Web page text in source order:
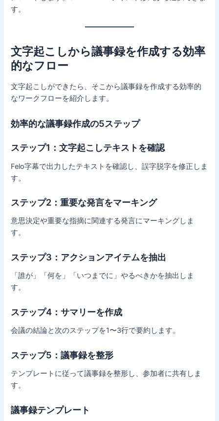
す。
文字起こしから議事録を作成する効率
的なフロー
文字起こしができたら、そこから議事録を作成する効率的
なワークフローを紹介します。
効率的な議事録作成の5ステップ
ステップ1：文字起こしテキストを確認
Felo字幕で出力したテキストを確認し、誤字脱字を修正しま
す。
ステップ2：重要な発言をマーキング
意思決定や重要な指摘に関連する発言にマーキングしま
す。
ステップ3：アクションアイテムを抽出
「誰が」「何を」「いつまでに」やるべきかを抽出しま
す。
ステップ4：サマリーを作成
会議の結論と次のステップを1〜3行で要約します。
ステップ5：議事録を整形
テンプレートに従って議事録を整形し、参加者に共有しま
す。
議事録テンプレート